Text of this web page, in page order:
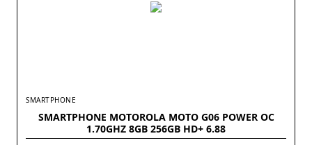
SMARTPHONE
SMARTPHONE MOTOROLA MOTO G06 POWER OC
1.70GHZ 8GB 256GB HD+ 6.88